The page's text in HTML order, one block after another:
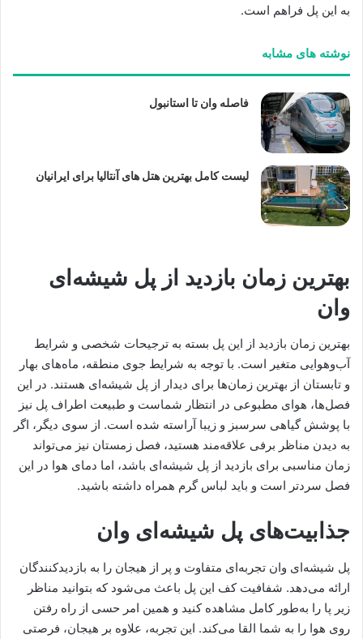
به این پل فراهم است.
نوشته های مشابه
فاصله وان تا استانبول
لیست کامل بهترین هتل های آنتالیا برای ایرانیان
بهترین زمان بازدید از پل شیشه‌ای
وان
بهترین زمان بازدید از این پل بسته به ترجیحات شخصی و شرایط
آب‌وهوایی متغیر است. با توجه به شرایط جوی منطقه، ماه‌های بهار
و تابستان از بهترین زمان‌ها برای دیدار از پل شیشه‌ای هستند. در این
فصل‌ها، هوای مطبوعی در انتظار شماست و طبیعت اطراف پل نیز
با پوشش گیاهی سرسبز و زیبا آراسته شده است. از سوی دیگر، اگر
به دیدن مناظر برفی علاقه‌مند هستید، فصل زمستان نیز می‌تواند
زمان مناسبی برای بازدید از پل شیشه‌ای باشد، اما دمای هوا در این
فصل سردتر است و باید لباس گرم همراه داشته باشید.
جذابیت‌های پل شیشه‌ای وان
پل شیشه‌ای وان تجربه‌ای متفاوت و پر از هیجان را به بازدیدکنندگان
ارائه می‌دهد. شفافیت کف این پل باعث می‌شود که بتوانید مناظر
زیر پا را به‌طور کامل مشاهده کنید و همین امر حسی از راه رفتن
روی هوا را به شما القا می‌کند. این تجربه، علاوه بر هیجان، فرصتی